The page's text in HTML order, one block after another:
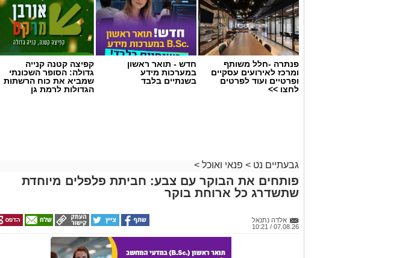
פנתרה -חלל משותף
ומרכז לאירועים עסקיים
ופרטיים ועוד לפרטים
לחצו >>
חדש - תואר ראשון
במערכות מידע
בשנתיים בלבד
קפיצה קטנה קנייה
גדולה: הסופר השכונתי
שמביא את כוח הרשתות
הגדולות לרמת גן
גבעתיים נט > פנאי ואוכל >
פותחים את הבוקר עם צבע: חביתת פלפלים מיוחדת
שתשדרג כל ארוחת בוקר
אלדה נתנאל
07.08.26 / 10:21